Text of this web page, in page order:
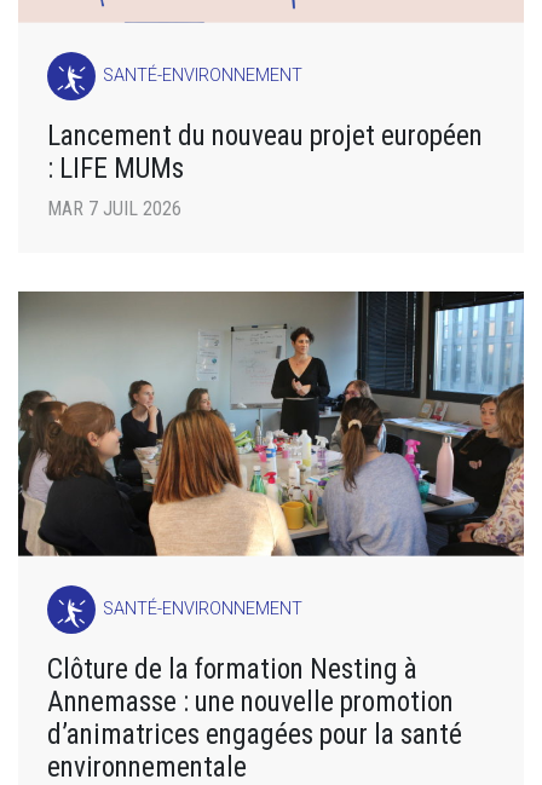
SANTÉ-ENVIRONNEMENT
Lancement du nouveau projet européen
: LIFE MUMs
MAR 7 JUIL 2026
SANTÉ-ENVIRONNEMENT
Clôture de la formation Nesting à
Annemasse : une nouvelle promotion
d’animatrices engagées pour la santé
environnementale